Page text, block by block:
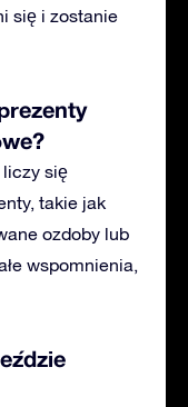
się i zostanie
się
takie jak
ozdoby lub
wspomnienia,